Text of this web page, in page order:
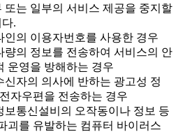
또는 일부의 서비스 제공을 중지할
.
인의 이용자번호를 사용한 경우
량의 정보를 전송하여 서비스의 안
운영을 방해하는 경우
신자의 의사에 반하는 광고성 정
자우편을 전송하는 경우
보통신설비의 오작동이나 정보 등
괴를 유발하는 컴퓨터 바이러스